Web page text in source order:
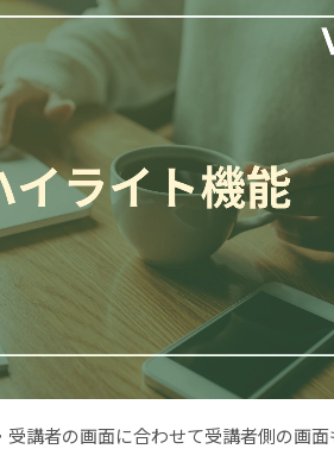
受講者の画面に合わせて受講者側の画